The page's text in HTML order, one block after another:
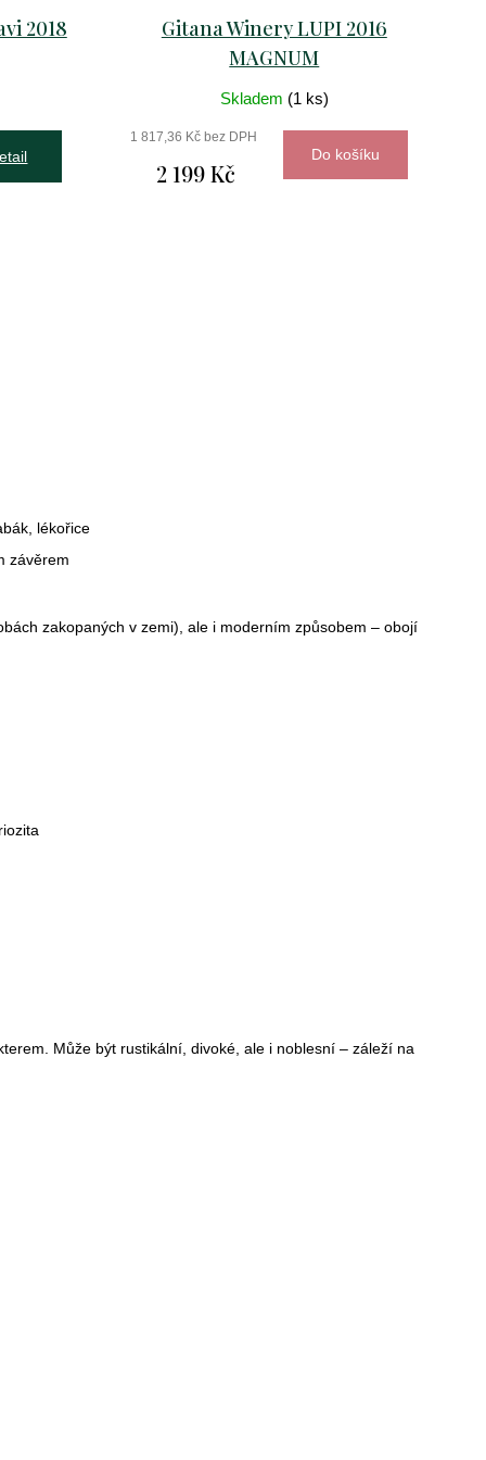
2018
Gitana Winery LUPI 2016
MAGNUM
Skladem (1 ks)
1 817,36 Kč bez DPH
2 199 Kč
Do košíku
lékořice
závěrem
zakopaných v zemi), ale i moderním způsobem – obojí
Může být rustikální, divoké, ale i noblesní – záleží na